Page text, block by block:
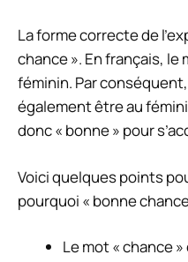
La forme correcte de
chance ». En français, le
féminin. Par
également être au
donc « bonne » pour
Voici quelques points
pourquoi « bonne
Le mot « chance